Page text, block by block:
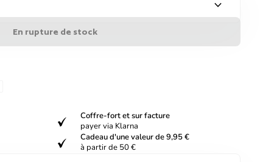
En rupture de stock
verified
Coffre-fort et sur facture
payer via Klarna
verified
Cadeau d'une valeur de 9,95 €
à partir de 50 €
expand_more